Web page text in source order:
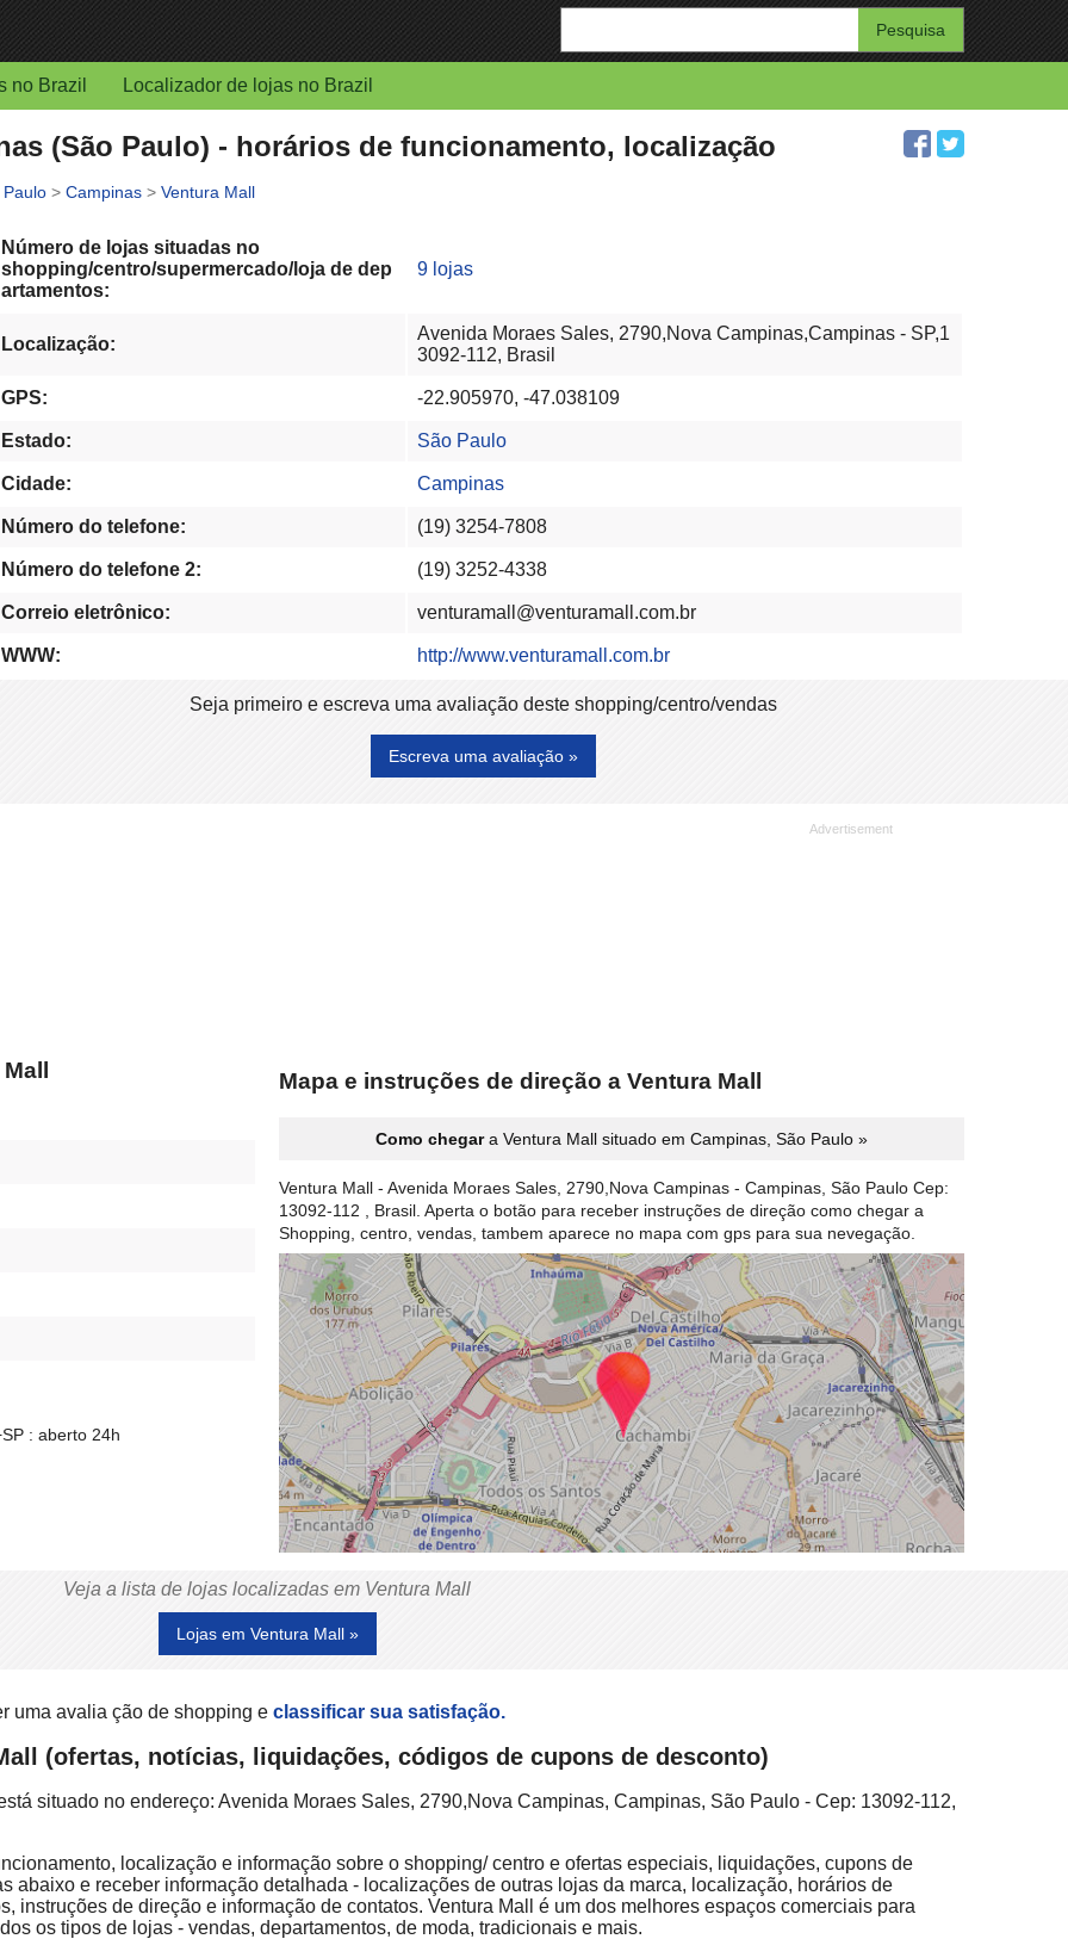
Enter
your
search
no Brazil Localizador de lojas no Brazil
(São Paulo) - horários de funcionamento, localização
Paulo > Campinas > Ventura Mall
Número de lojas situadas no
shopping/centro/supermercado/loja de dep
artamentos:
9 lojas
Localização:
Avenida Moraes Sales, 2790,Nova Campinas,Campinas - SP,1
3092-112, Brasil
GPS: -22.905970, -47.038109
Estado: São Paulo
Cidade: Campinas
Número do telefone: (19) 3254-7808
Número do telefone 2: (19) 3252-4338
Correio eletrônico: venturamall@venturamall.com.br
WWW: http://www.venturamall.com.br
Seja primeiro e escreva uma avaliação deste shopping/centro/vendas
Escreva uma avaliação »
: aberto 24h
Mapa e instruções de direção a Ventura Mall
Como chegara Ventura Mall situado em Campinas, São Paulo »
Ventura Mall - Avenida Moraes Sales, 2790,Nova Campinas - Campinas, São Paulo Cep:
13092-112 , Brasil. Aperta o botão para receber instruções de direção como chegar a
Shopping, centro, vendas, tambem aparece no mapa com gps para sua nevegação.
Veja a lista de lojas localizadas em Ventura Mall
Lojas em Ventura Mall »
uma avalia ção de shopping e classificar sua satisfação.
(ofertas, notícias, liquidações, códigos de cupons de desconto)
situado no endereço: Avenida Moraes Sales, 2790,Nova Campinas, Campinas, São Paulo - Cep: 13092-112,
localização e informação sobre o shopping/ centro e ofertas especiais, liquidações, cupons de
abaixo e receber informação detalhada - localizações de outras lojas da marca, localização, horários de
instruções de direção e informação de contatos. Ventura Mall é um dos melhores espaços comerciais para
os tipos de lojas - vendas, departamentos, de moda, tradicionais e mais.